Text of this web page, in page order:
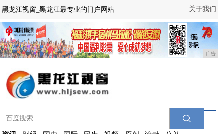
关于我们
黑龙江视窗_黑龙江最专业的门户网站
广告